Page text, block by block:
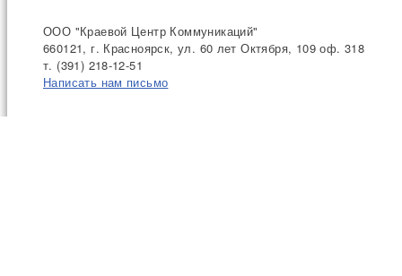
ООО "Краевой Центр Коммуникаций"
660121, г. Красноярск, ул. 60 лет Октября, 109 оф. 318
т. (391) 218-12-51
Написать нам письмо